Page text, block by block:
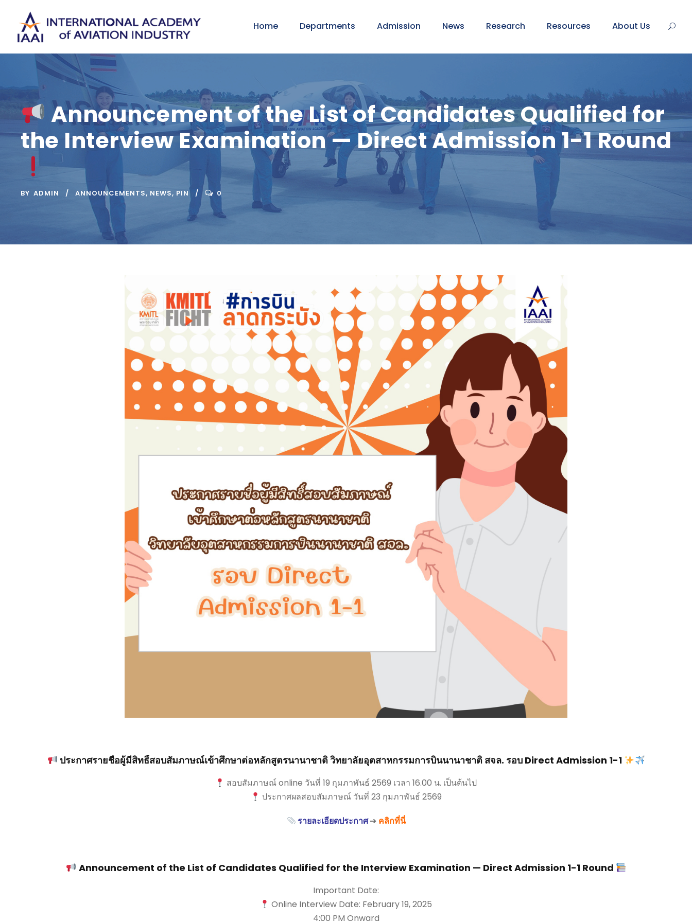
Home Departments Admission News Research Resources About Us
Announcement of the List of Candidates Qualified for
the Interview Examination — Direct Admission 1-1 Round
BY ADMIN ANNOUNCEMENTS, NEWS, PIN 0
ประกาศรายชื่อผู้มีสิทธิ์สอบสัมภาษณ์เข้าศึกษาต่อหลักสูตรนานาชาติ วิทยาลัยอุตสาหกรรมการบินนานาชาติ สจล. รอบ Direct Admission 1-1
สอบสัมภาษณ์ online วันที่ 19 กุมภาพันธ์ 2569 เวลา 16.00 น. เป็นต้นไป
ประกาศผลสอบสัมภาษณ์ วันที่ 23 กุมภาพันธ์ 2569
รายละเอียดประกาศ➔ คลิกที่นี่
Announcement of the List of Candidates Qualified for the Interview Examination — Direct Admission 1-1 Round
Important Date:
Online Interview Date: February 19, 2025
4:00 PM Onward